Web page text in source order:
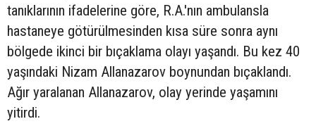
tanıklarının ifadelerine göre, R.A.'nın ambulansla
hastaneye götürülmesinden kısa süre sonra aynı
bölgede ikinci bir bıçaklama olayı yaşandı. Bu kez 40
yaşındaki Nizam Allanazarov boynundan bıçaklandı.
Ağır yaralanan Allanazarov, olay yerinde yaşamını
yitirdi.